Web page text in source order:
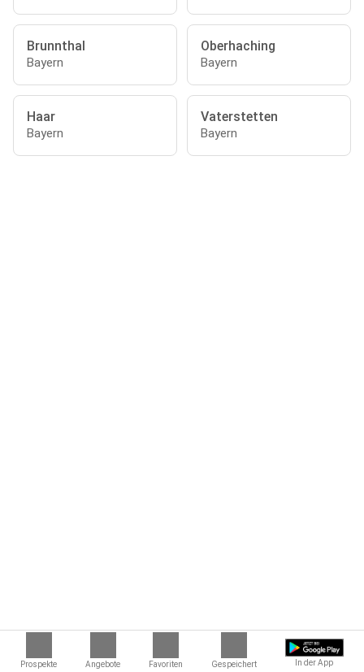
Prospekte Angebote Favoriten Gespeichert In der App
Brunnthal
Bayern
Oberhaching
Bayern
Haar
Bayern
Vaterstetten
Bayern